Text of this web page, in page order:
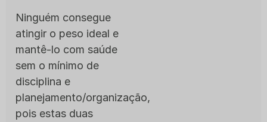
Ninguém consegue
atingir o peso ideal e
mantê-lo com saúde
sem o mínimo de
disciplina e
planejamento/organização,
pois estas duas